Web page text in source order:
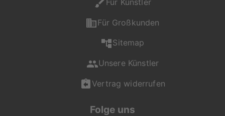
für dich da und
deiner Auswahl.
Du erreichst uns Mo -
Uhr, Sa - So von 12:00
(0) 2236 329 9695
Für Künstler
Für Großkunden
Sitemap
Unsere Künstler
Vertrag widerrufen
Folge uns